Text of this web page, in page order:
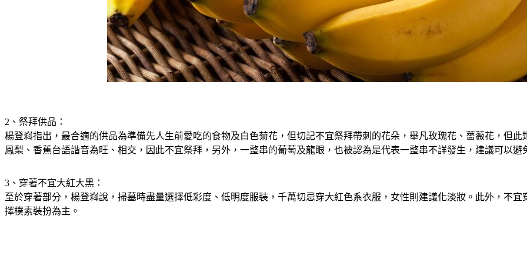
2、祭拜供品：
楊登嵙指出，最合適的供品為準備先人生前愛吃的食物及白色菊花，但切記不宜祭拜帶刺的花朵，舉凡玫瑰花、薔薇花，但
鳳梨、香蕉台語諧音為旺、相交，因此不宜祭拜，另外，一整串的葡萄及龍眼，也被認為是代表一整串不詳發生，建議可以避
3、穿著不宜大紅大黑：
至於穿著部分，楊登嵙說，掃墓時盡量選擇低彩度、低明度服裝，千萬切忌穿大紅色系衣服，女性則建議化淡妝。此外，不
擇樸素裝扮為主。